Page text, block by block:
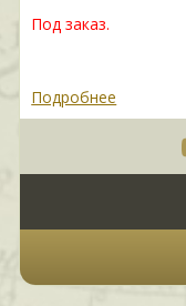
Под заказ.
Подробнее